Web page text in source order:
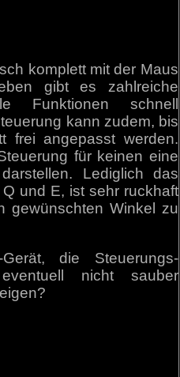
komplett mit der Maus
gibt es zahlreiche
Funktionen schnell
kann zudem, bis
frei angepasst werden.
für keinen eine
Lediglich das
und E, ist sehr ruckhaft
gewünschten Winkel zu
die Steuerungs-
nicht sauber